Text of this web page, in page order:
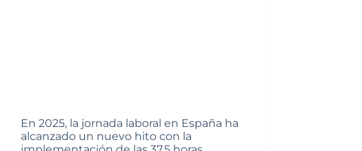
En 2025, la jornada laboral en España ha
alcanzado un nuevo hito con la